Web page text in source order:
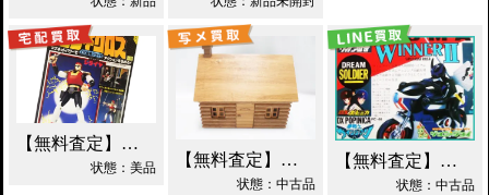
【無料査定】昭和レトロ玩具歓迎 ｜ 世界忍者戦ジライヤ DX磁気 買取！
状態：美品 【無料査定】昭和レトロ玩具歓迎 ｜ エポック 木製 丸太小屋 シルバニアファミリー 買取！
状態：中古品
【無料査定】昭和レトロ玩具歓迎 ｜ 超合金 DXポピニカ ウィナア2世 夢戦士ウイングマン PC-46 買取！
状態：中古品